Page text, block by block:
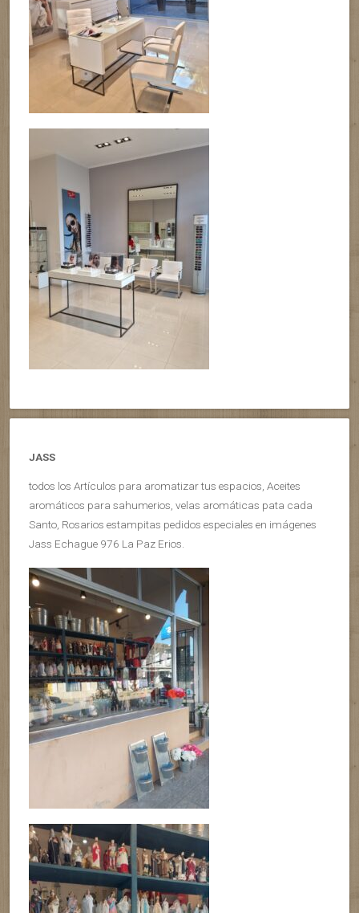
JASS
todos los Artículos para aromatizar tus espacios, Aceites
aromáticos para sahumerios, velas aromáticas pata cada
Santo, Rosarios estampitas pedidos especiales en imágenes
Jass Echague 976 La Paz Erios.